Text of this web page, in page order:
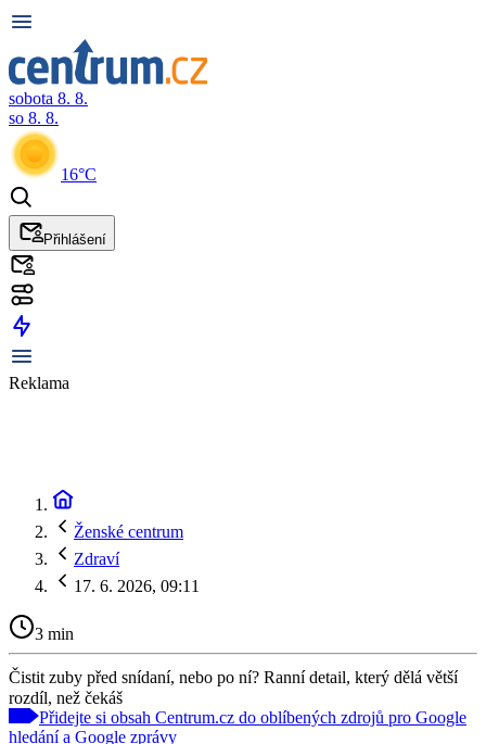
sobota 8. 8.
so 8. 8.
16°C
Přihlášení
Reklama
Ženské centrum
Zdraví
17. 6. 2026, 09:11
3 min
Čistit zuby před snídaní, nebo po ní? Ranní detail, který dělá větší
rozdíl, než čekáš
Přidejte si obsah Centrum.cz do oblíbených zdrojů pro Google
hledání a Google zprávy